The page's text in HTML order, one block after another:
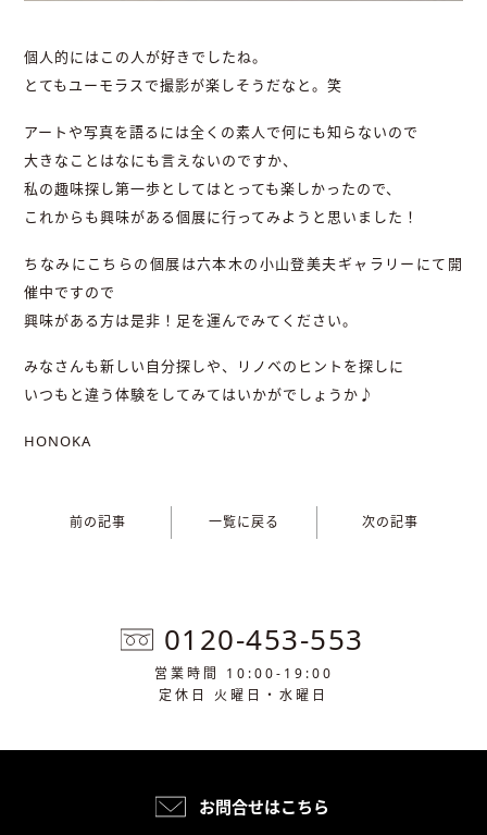
個人的にはこの人が好きでしたね。
とてもユーモラスで撮影が楽しそうだなと。笑
アートや写真を語るには全くの素人で何にも知らないので
大きなことはなにも言えないのですか、
私の趣味探し第一歩としてはとっても楽しかったので、
これからも興味がある個展に行ってみようと思いました！
ちなみにこちらの個展は六本木の小山登美夫ギャラリーにて開
催中ですので
興味がある方は是非！足を運んでみてください。
みなさんも新しい自分探しや、リノベのヒントを探しに
いつもと違う体験をしてみてはいかがでしょうか♪
HONOKA
前の記事 一覧に戻る 次の記事
0120-453-553
営業時間 10:00-19:00
定休日 火曜日・水曜日
お問合せはこちら